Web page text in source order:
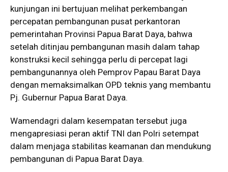
kunjungan ini bertujuan melihat perkembangan
percepatan pembangunan pusat perkantoran
pemerintahan Provinsi Papua Barat Daya, bahwa
setelah ditinjau pembangunan masih dalam tahap
konstruksi kecil sehingga perlu di percepat lagi
pembangunannya oleh Pemprov Papau Barat Daya
dengan memaksimalkan OPD teknis yang membantu
Pj. Gubernur Papua Barat Daya.
Wamendagri dalam kesempatan tersebut juga
mengapresiasi peran aktif TNI dan Polri setempat
dalam menjaga stabilitas keamanan dan mendukung
pembangunan di Papua Barat Daya.